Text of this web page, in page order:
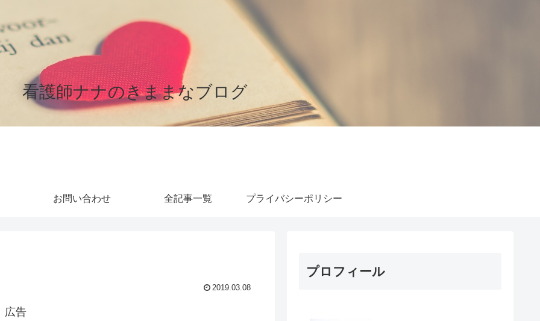
看護師ナナのきままなブログ
お問い合わせ 全記事一覧 プライバシーポリシー
2019.03.08
広告
プロフィール